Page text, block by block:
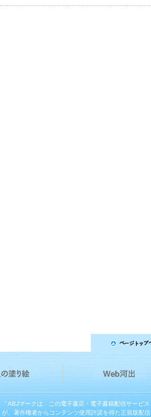
「ABJマークは、この電子書店・電子書籍配信サービス
が、著作権者からコンテンツ使用許諾を得た正規版配信